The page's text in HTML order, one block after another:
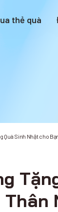
thẻ quà
Quà Sinh Nhật cho